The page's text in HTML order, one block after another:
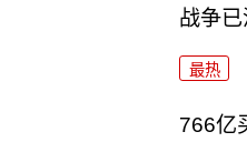
战争
最热
766亿